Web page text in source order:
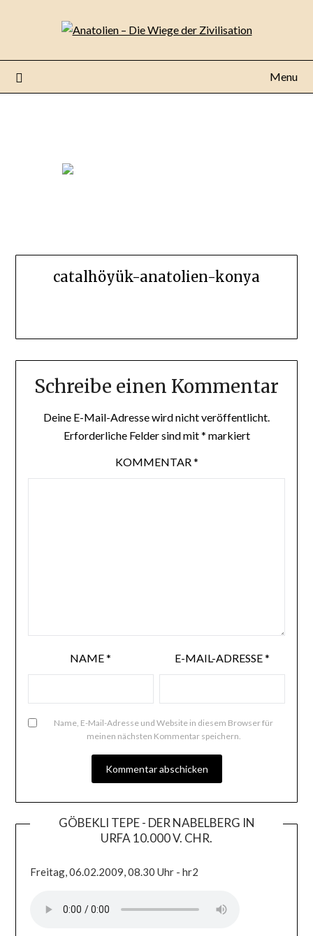
Menu
catalhöyük-anatolien-konya
Schreibe einen Kommentar
Deine E-Mail-Adresse wird nicht veröffentlicht.
Erforderliche Felder sind mit* markiert
KOMMENTAR*
NAME* E-MAIL-ADRESSE*
Name, E-Mail-Adresse und Website in diesem Browser für
meinen nächsten Kommentar speichern.
GÖBEKLI TEPE - DER NABELBERG IN
URFA 10.000 V. CHR.
Freitag, 06.02.2009, 08.30 Uhr - hr2